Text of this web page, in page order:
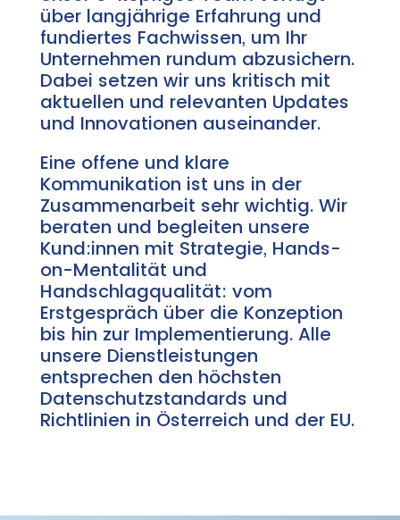
über langjährige Erfahrung und
fundiertes Fachwissen, um Ihr
Unternehmen rundum abzusichern.
Dabei setzen wir uns kritisch mit
aktuellen und relevanten Updates
und Innovationen auseinander.
Eine offene und klare
Kommunikation ist uns in der
Zusammenarbeit sehr wichtig. Wir
beraten und begleiten unsere
Kund:innen mit Strategie, Hands-
on-Mentalität und
Handschlagqualität: vom
Erstgespräch über die Konzeption
bis hin zur Implementierung. Alle
unsere Dienstleistungen
entsprechen den höchsten
Datenschutzstandards und
Richtlinien in Österreich und der EU.